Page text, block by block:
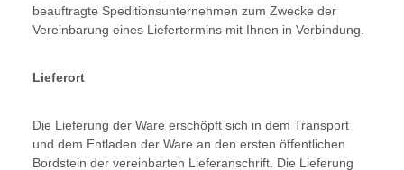
beauftragte Speditionsunternehmen zum Zwecke der
Vereinbarung eines Liefertermins mit Ihnen in Verbindung.
Lieferort
Die Lieferung der Ware erschöpft sich in dem Transport
und dem Entladen der Ware an den ersten öffentlichen
Bordstein der vereinbarten Lieferanschrift. Die Lieferung